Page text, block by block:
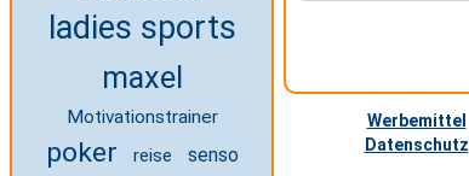
ladies sports
maxel
Motivationstrainer
poker reise senso
Werbemittel
Datenschutz